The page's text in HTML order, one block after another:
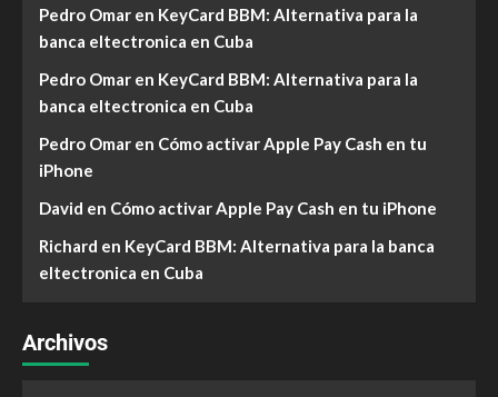
Pedro Omar en KeyCard BBM: Alternativa para la
banca eltectronica en Cuba
Pedro Omar en KeyCard BBM: Alternativa para la
banca eltectronica en Cuba
Pedro Omar en Cómo activar Apple Pay Cash en tu
iPhone
David en Cómo activar Apple Pay Cash en tu iPhone
Richard en KeyCard BBM: Alternativa para la banca
eltectronica en Cuba
Archivos